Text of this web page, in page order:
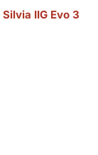
IIG Evo 3